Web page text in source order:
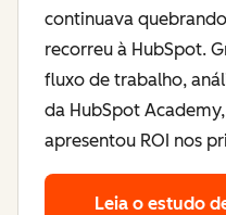
continuava
recorreu à HubSpot.
fluxo de trabalho,
da HubSpot
apresentou ROI nos
Leia o estudo